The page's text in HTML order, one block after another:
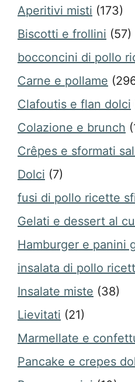
Aperitivi misti (173)
Biscotti e frollini (57)
bocconcini di pollo
Carne e pollame
Clafoutis e flan dolci
Colazione e brunch
Crêpes e sformati
Dolci (7)
fusi di pollo ricette
Gelati e dessert al
Hamburger e panini
insalata di pollo
Insalate miste (38)
Lievitati (21)
Marmellate e
Pancake e crepes